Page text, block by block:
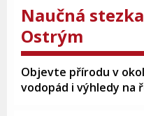
Naučná
Ostrým
Objevte přírodu v
vodopád i výhledy na